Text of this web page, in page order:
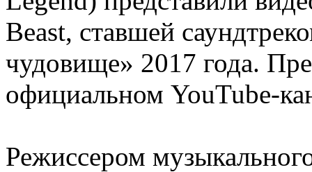
Beast, ставшей
чудовище» 2017 года.
официальном YouTube-
Режиссером